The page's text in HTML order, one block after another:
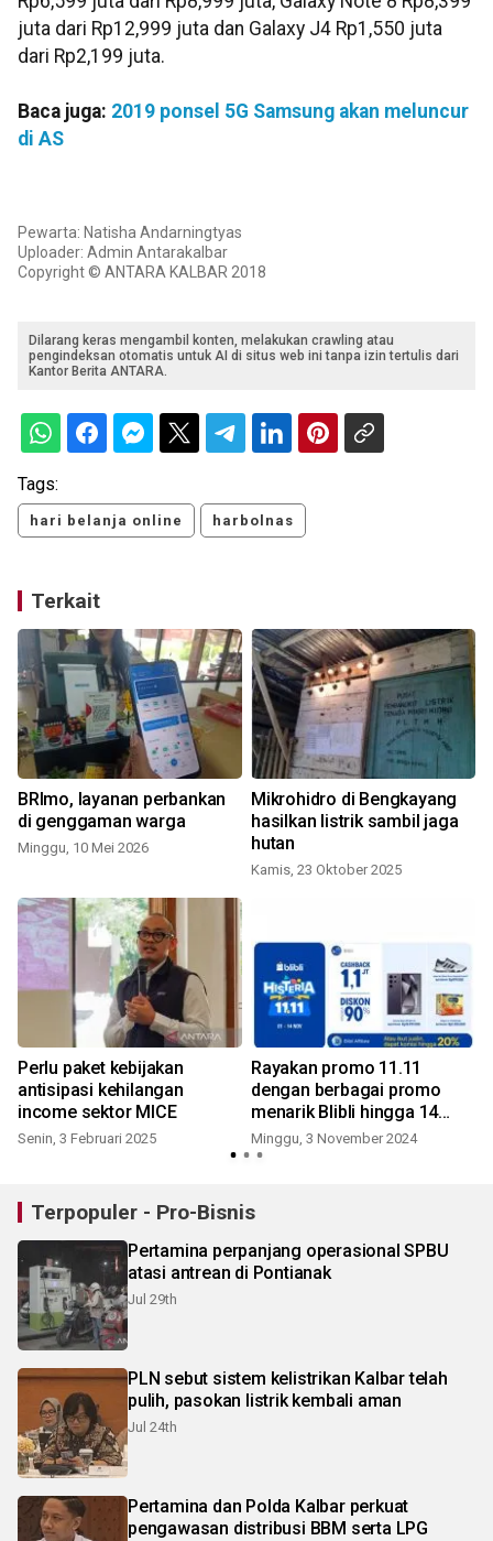
juta dari Rp12,999 juta dan Galaxy J4 Rp1,550 juta
dari Rp2,199 juta.
Baca juga: 2019 ponsel 5G Samsung akan meluncur
di AS
Pewarta: Natisha Andarningtyas
Uploader: Admin Antarakalbar
Copyright © ANTARA KALBAR 2018
Dilarang keras mengambil konten, melakukan crawling atau
pengindeksan otomatis untuk AI di situs web ini tanpa izin tertulis dari
Kantor Berita ANTARA.
Tags:
hari belanja online harbolnas
Terkait
BRImo, layanan perbankan
di genggaman warga
Minggu, 10 Mei 2026
Mikrohidro di Bengkayang
hasilkan listrik sambil jaga
hutan
Kamis, 23 Oktober 2025
Perlu paket kebijakan
antisipasi kehilangan
income sektor MICE
Senin, 3 Februari 2025
Rayakan promo 11.11
dengan berbagai promo
menarik Blibli hingga 14
November 2024
Minggu, 3 November 2024
Terpopuler - Pro-Bisnis
Pertamina perpanjang operasional SPBU
atasi antrean di Pontianak
Jul 29th
PLN sebut sistem kelistrikan Kalbar telah
pulih, pasokan listrik kembali aman
Jul 24th
Pertamina dan Polda Kalbar perkuat
pengawasan distribusi BBM serta LPG